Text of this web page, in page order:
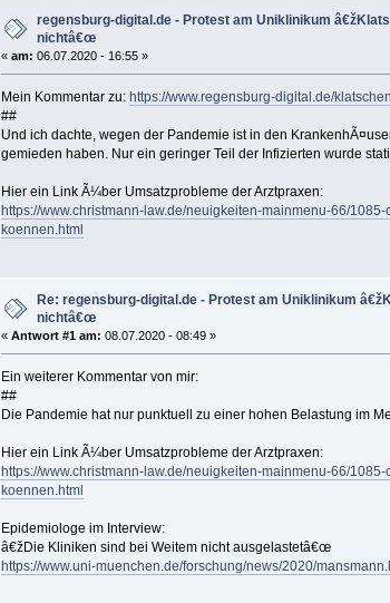
regensburg-digital.de - Protest am Uniklinikum
nichtâ€œ
« am: 06.07.2020 - 16:55 »
Mein Kommentar zu: https://www.regensburg-digital.de/
##
Und ich dachte, wegen der Pandemie ist in den
gemieden haben. Nur ein geringer Teil der Infizierten wurde
Hier ein Link Ã¼ber Umsatzprobleme der Arztpraxen:
https://www.christmann-law.de/neuigkeiten-mainmenu-66/
koennen.html
Re: regensburg-digital.de - Protest am Uniklinikum
nichtâ€œ
« Antwort #1 am: 08.07.2020 - 08:49 »
Ein weiterer Kommentar von mir:
##
Die Pandemie hat nur punktuell zu einer hohen Belastung im
Hier ein Link Ã¼ber Umsatzprobleme der Arztpraxen:
https://www.christmann-law.de/neuigkeiten-mainmenu-66/
koennen.html
Epidemiologe im Interview:
â€žDie Kliniken sind bei Weitem nicht ausgelastetâ€œ
https://www.uni-muenchen.de/forschung/news/2020/